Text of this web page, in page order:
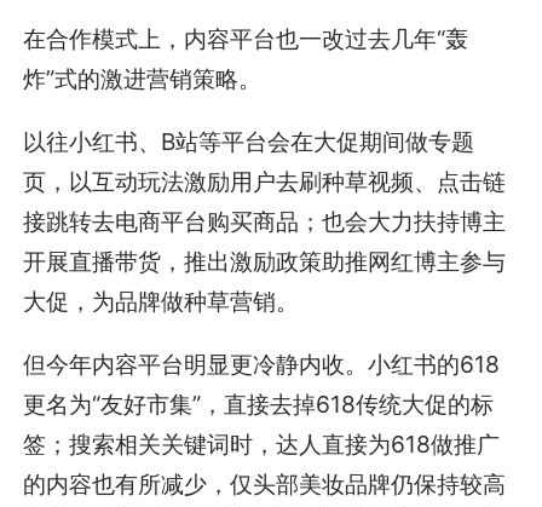
在合作模式上，内容平台也一改过去几年“轰
炸”式的激进营销策略。
以往小红书、B站等平台会在大促期间做专题
页，以互动玩法激励用户去刷种草视频、点击链
接跳转去电商平台购买商品；也会大力扶持博主
开展直播带货，推出激励政策助推网红博主参与
大促，为品牌做种草营销。
但今年内容平台明显更冷静内收。小红书的618
更名为“友好市集”，直接去掉618传统大促的标
签；搜索相关关键词时，达人直接为618做推广
的内容也有所减少，仅头部美妆品牌仍保持较高